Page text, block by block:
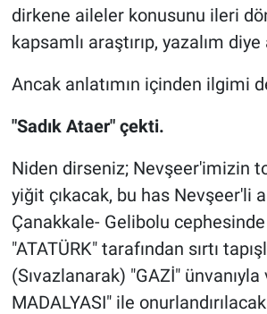
dirkene aileler konusunu ileri
kapsamlı araştırıp, yazalım
Ancak anlatımın içinden ilgimi
"Sadık Ataer" çekti.
Niden dirseniz; Nevşeer'imizin
yiğit çıkacak, bu has Nevşeer'li
Çanakkale- Gelibolu cephesinde
"ATATÜRK" tarafından sırtı
(Sıvazlanarak) "GAZİ"
MADALYASI" ile